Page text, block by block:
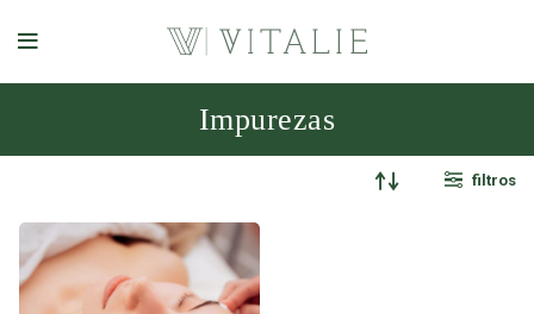
Impurezas
filtros